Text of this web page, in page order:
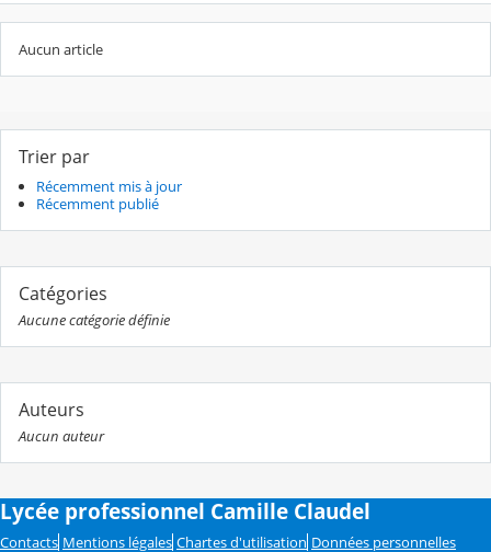
Aucun article
Trier par
Récemment mis à jour
Récemment publié
Catégories
Aucune catégorie définie
Auteurs
Aucun auteur
Lycée professionnel Camille Claudel
Contacts Mentions légales Chartes d'utilisation Données personnelles